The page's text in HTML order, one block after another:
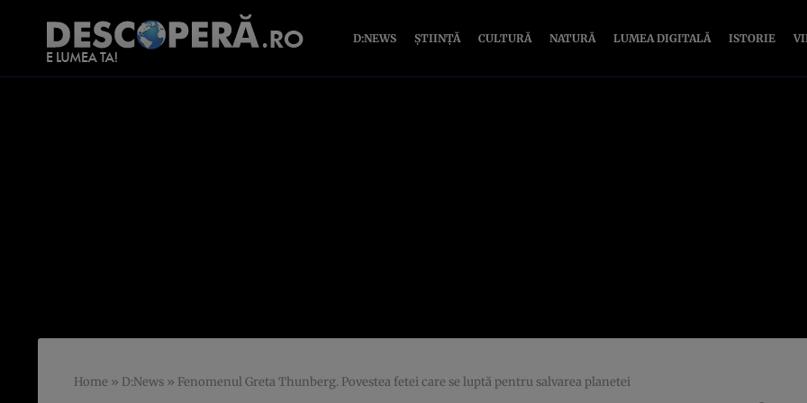
D:NEWS ȘTIINȚĂ CULTURĂ NATURĂ LUMEA DIGITALĂ ISTORIE
Home » D:News » Fenomenul Greta Thunberg. Povestea fetei care se luptă pentru salvarea planetei